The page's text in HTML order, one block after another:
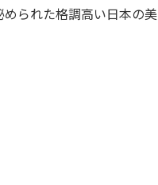
られた格調高い日本の美